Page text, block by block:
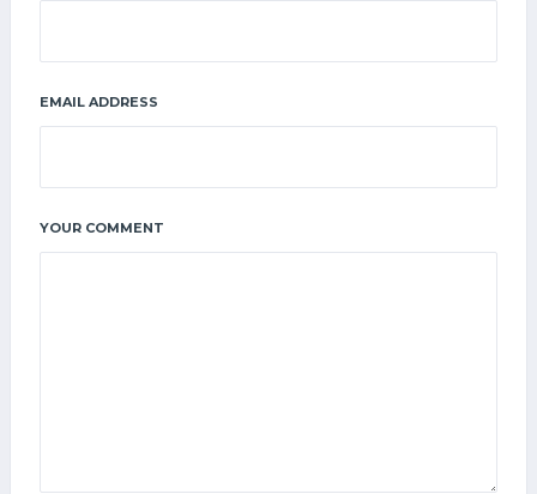
EMAIL ADDRESS
YOUR COMMENT